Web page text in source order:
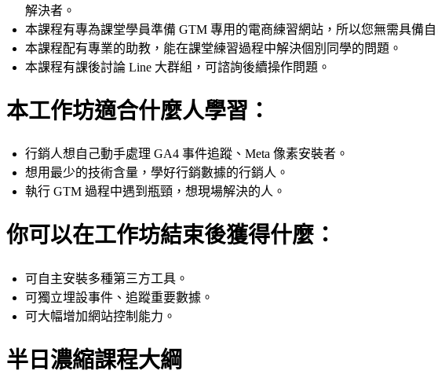
解決者。
本課程有專為課堂學員準備 GTM 專用的電商練習網站，所以您無需具備
本課程配有專業的助教，能在課堂練習過程中解決個別同學的問題。
本課程有課後討論 Line 大群組，可諮詢後續操作問題。
本工作坊適合什麼人學習：
行銷人想自己動手處理 GA4 事件追蹤、Meta 像素安裝者。
想用最少的技術含量，學好行銷數據的行銷人。
執行 GTM 過程中遇到瓶頸，想現場解決的人。
你可以在工作坊結束後獲得什麼：
可自主安裝多種第三方工具。
可獨立埋設事件、追蹤重要數據。
可大幅增加網站控制能力。
半日濃縮課程大綱